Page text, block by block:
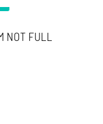
Menge
FULL